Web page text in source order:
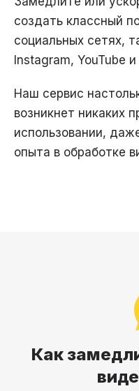
создать классный
социальных сетях,
Instagram, YouTube и
Наш сервис
возникнет никаких
использовании,
опыта в обработке
Как